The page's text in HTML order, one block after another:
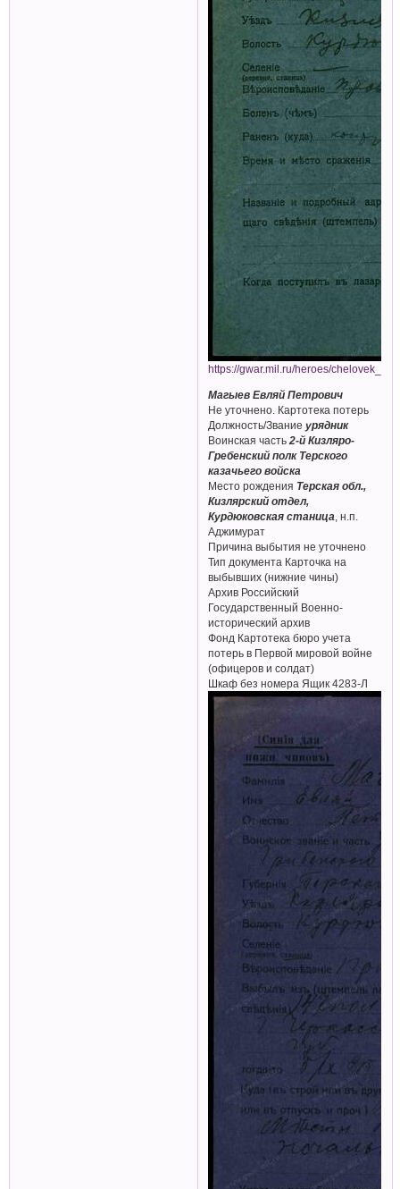
https://gwar.mil.ru/heroes/
Магыев Евляй Петрович
Не уточнено. Картотека потерь
Должность/Званиеурядник
Воинская часть2-й Кизляро-
Гребенский полк Терского
казачьего войска
Место рождения Терская обл.,
Кизлярский отдел,
Курдюковская станица , н.п.
Аджимурат
Причина выбытия не уточнено
Тип документа Карточка на
выбывших (нижние чины)
Архив Российский
Государственный Военно-
исторический архив
Фонд Картотека бюро учета
потерь в Первой мировой войне
(офицеров и солдат)
Шкаф без номера Ящик 4283-Л